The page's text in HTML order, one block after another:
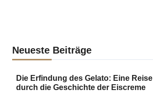
Neueste Beiträge
Die Erfindung des Gelato: Eine Reise
durch die Geschichte der Eiscreme